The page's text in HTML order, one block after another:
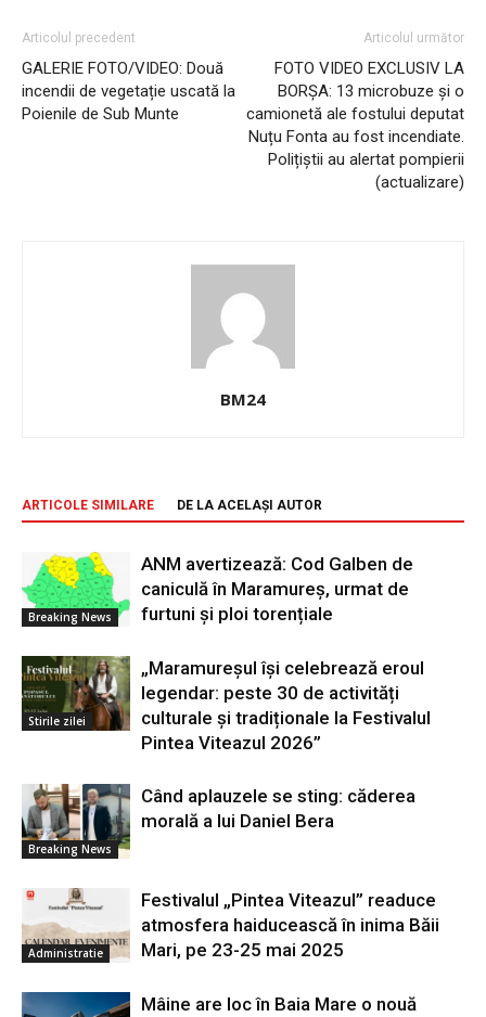
Articolul precedent
GALERIE FOTO/VIDEO: Două
incendii de vegetație uscată la
Poienile de Sub Munte
Articolul următor
FOTO VIDEO EXCLUSIV LA
BORȘA: 13 microbuze și o
camionetă ale fostului deputat
Nuțu Fonta au fost incendiate.
Polițiștii au alertat pompierii
(actualizare)
BM24
ARTICOLE SIMILARE DE LA ACELAȘI AUTOR
Breaking News
ANM avertizează: Cod Galben de
caniculă în Maramureș, urmat de
furtuni și ploi torențiale
Stirile zilei
„Maramureșul își celebrează eroul
legendar: peste 30 de activități
culturale și tradiționale la Festivalul
Pintea Viteazul 2026”
Breaking News
Când aplauzele se sting: căderea
morală a lui Daniel Bera
Administratie
Festivalul „Pintea Viteazul” readuce
atmosfera haiducească în inima Băii
Mari, pe 23-25 mai 2025
Mâine are loc în Baia Mare o nouă